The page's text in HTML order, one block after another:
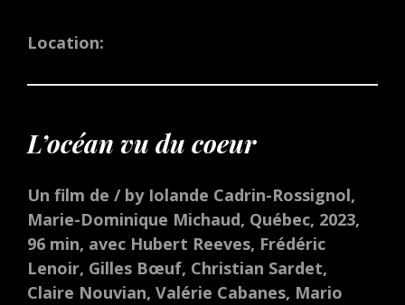
Location:
L’océan vu du coeur
Un film de / by Iolande Cadrin-Rossignol,
Marie-Dominique Michaud, Québec, 2023,
96 min, avec Hubert Reeves, Frédéric
Lenoir, Gilles Bœuf, Christian Sardet,
Claire Nouvian, Valérie Cabanes, Mario